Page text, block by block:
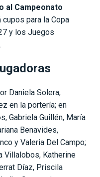
al Campeonato
para la Copa
y los Juegos
Daniela Solera,
en la portería; en
Gabriela Guillén, María
Benavides,
y Valeria Del Campo;
Villalobos, Katherine
Díaz, Priscila